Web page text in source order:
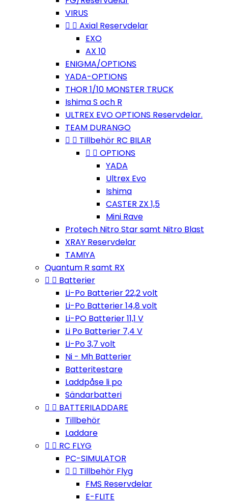
VIRUS
  Axial Reservdelar
EXO
AX 10
ENIGMA/OPTIONS
YADA-OPTIONS
THOR 1/10 MONSTER TRUCK
Ishima S och R
ULTREX EVO OPTIONS Reservdelar.
TEAM DURANGO
  Tillbehör RC BILAR
  OPTIONS
YADA
Ultrex Evo
Ishima
CASTER ZX 1,5
Mini Rave
Protech Nitro Star samt Nitro Blast
XRAY Reservdelar
TAMIYA
Quantum R samt RX
  Batterier
Li-Po Batterier 22,2 volt
Li-Po Batterier 14,8 volt
Li-PO Batterier 11,1 V
Li Po Batterier 7,4 V
Li-Po 3,7 volt
Ni - Mh Batterier
Batteritestare
Laddpåse li po
Sändarbatteri
  BATTERILADDARE
Tillbehör
Laddare
  RC FLYG
PC-SIMULATOR
  Tillbehör Flyg
FMS Reservdelar
E-FLITE